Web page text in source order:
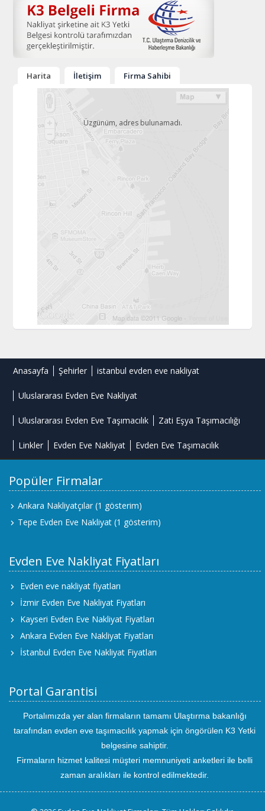
Harita İletişim Firma Sahibi
Üzgünüm, adres bulunamadı.
Anasayfa Şehirler istanbul evden eve nakliyat
Uluslararası Evden Eve Nakliyat
Uluslararası Evden Eve Taşımacılık Zati Eşya Taşımacılığı
Linkler Evden Eve Nakliyat Evden Eve Taşımacılık
Popüler Firmalar
Ankara Nakliyatçılar (1 gösterim)
Tepe Evden Eve Nakliyat (1 gösterim)
Evden Eve Nakliyat Fiyatları
Evden eve nakliyat fiyatları
İzmir Evden Eve Nakliyat Fiyatları
Kayseri Evden Eve Nakliyat Fiyatları
Ankara Evden Eve Nakliyat Fiyatları
İstanbul Evden Eve Nakliyat Fiyatları
Portal Garantisi
Portalımızda yer alan firmaların tamamı Ulaştırma bakanlığı
tarafından evden eve taşımacılık yapmak için öngörülen K3 Yetki
belgesine sahiptir.
Firmaların hizmet kalitesi müşteri memnuniyeti anketleri ile belli
zaman aralıkları ile kontrol edilmektedir.